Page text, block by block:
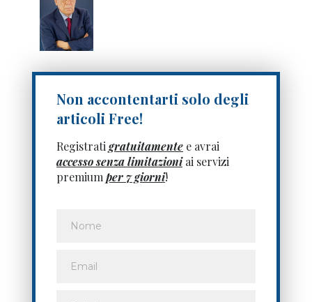
Non accontentarti solo degli
articoli Free!
Registrati gratuitamente e avrai
accesso senza limitazioniai servizi
premium per 7 giorni!